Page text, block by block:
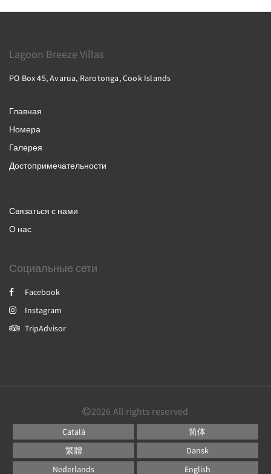
Lagoon Breeze Villas
PO Box 45, Avarua, Rarotonga, Cook Islands
Главная
Номера
Галерея
Достопримечательности
Связаться с нами
О нас
Социальные сети
Facebook
Instagram
TripAdvisor
2026 All rights reserved
Català
简体
繁體
Dansk
Nederlands
English